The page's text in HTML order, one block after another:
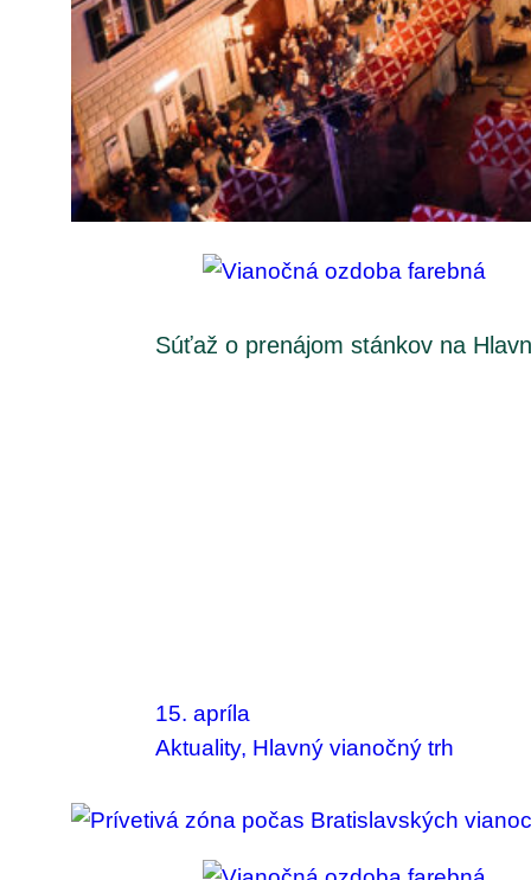
Súťaž o prenájom stánkov na
15. apríla
Aktuality, Hlavný vianočný trh